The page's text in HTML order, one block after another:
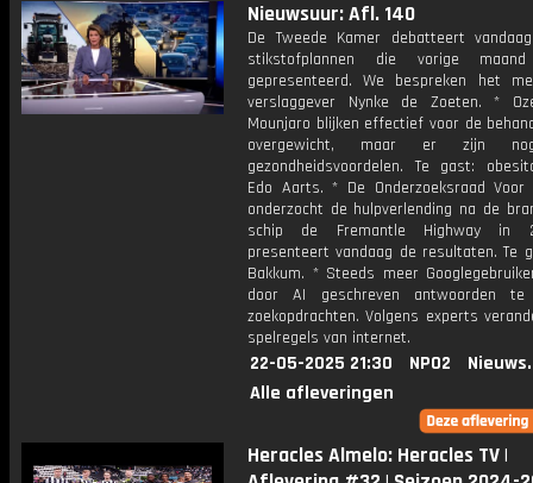
Nieuwsuur: Afl. 140
De Tweede Kamer debatteert
stikstofplannen die vorige
gepresenteerd. We bespreken het
verslaggever Nynke de Zoeten. *
Mounjaro blijken effectief voor de
overgewicht, maar er zijn
gezondheidsvoordelen. Te gast:
Edo Aarts. * De Onderzoeksraad Voor
onderzocht de hulpverlending na de
schip de Fremantle Highway in
presenteert vandaag de resultaten. Te
Bakkum. * Steeds meer
door AI geschreven antwoorden
zoekopdrachten. Volgens experts
spelregels van internet.
22-05-2025 21:30 NPO2
Alle afleveringen
Heracles Almelo: Heracles TV |